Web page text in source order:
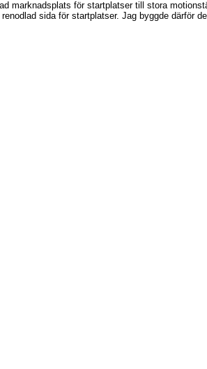
marknadsplats för startplatser till stora
sida för startplatser. Jag byggde därför